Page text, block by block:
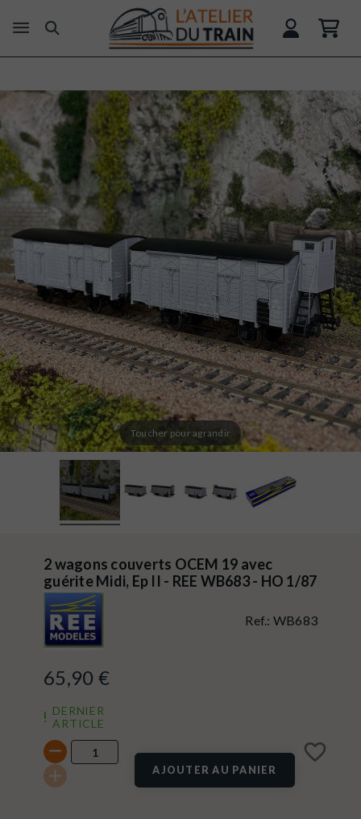
Toucher pour agrandir
2 wagons couverts OCEM 19 avec
guérite Midi, Ep II - REE WB683 - HO 1/87
Ref.: WB683
65,90 €
DERNIER
ARTICLE
AJOUTER AU PANIER
favorite_border